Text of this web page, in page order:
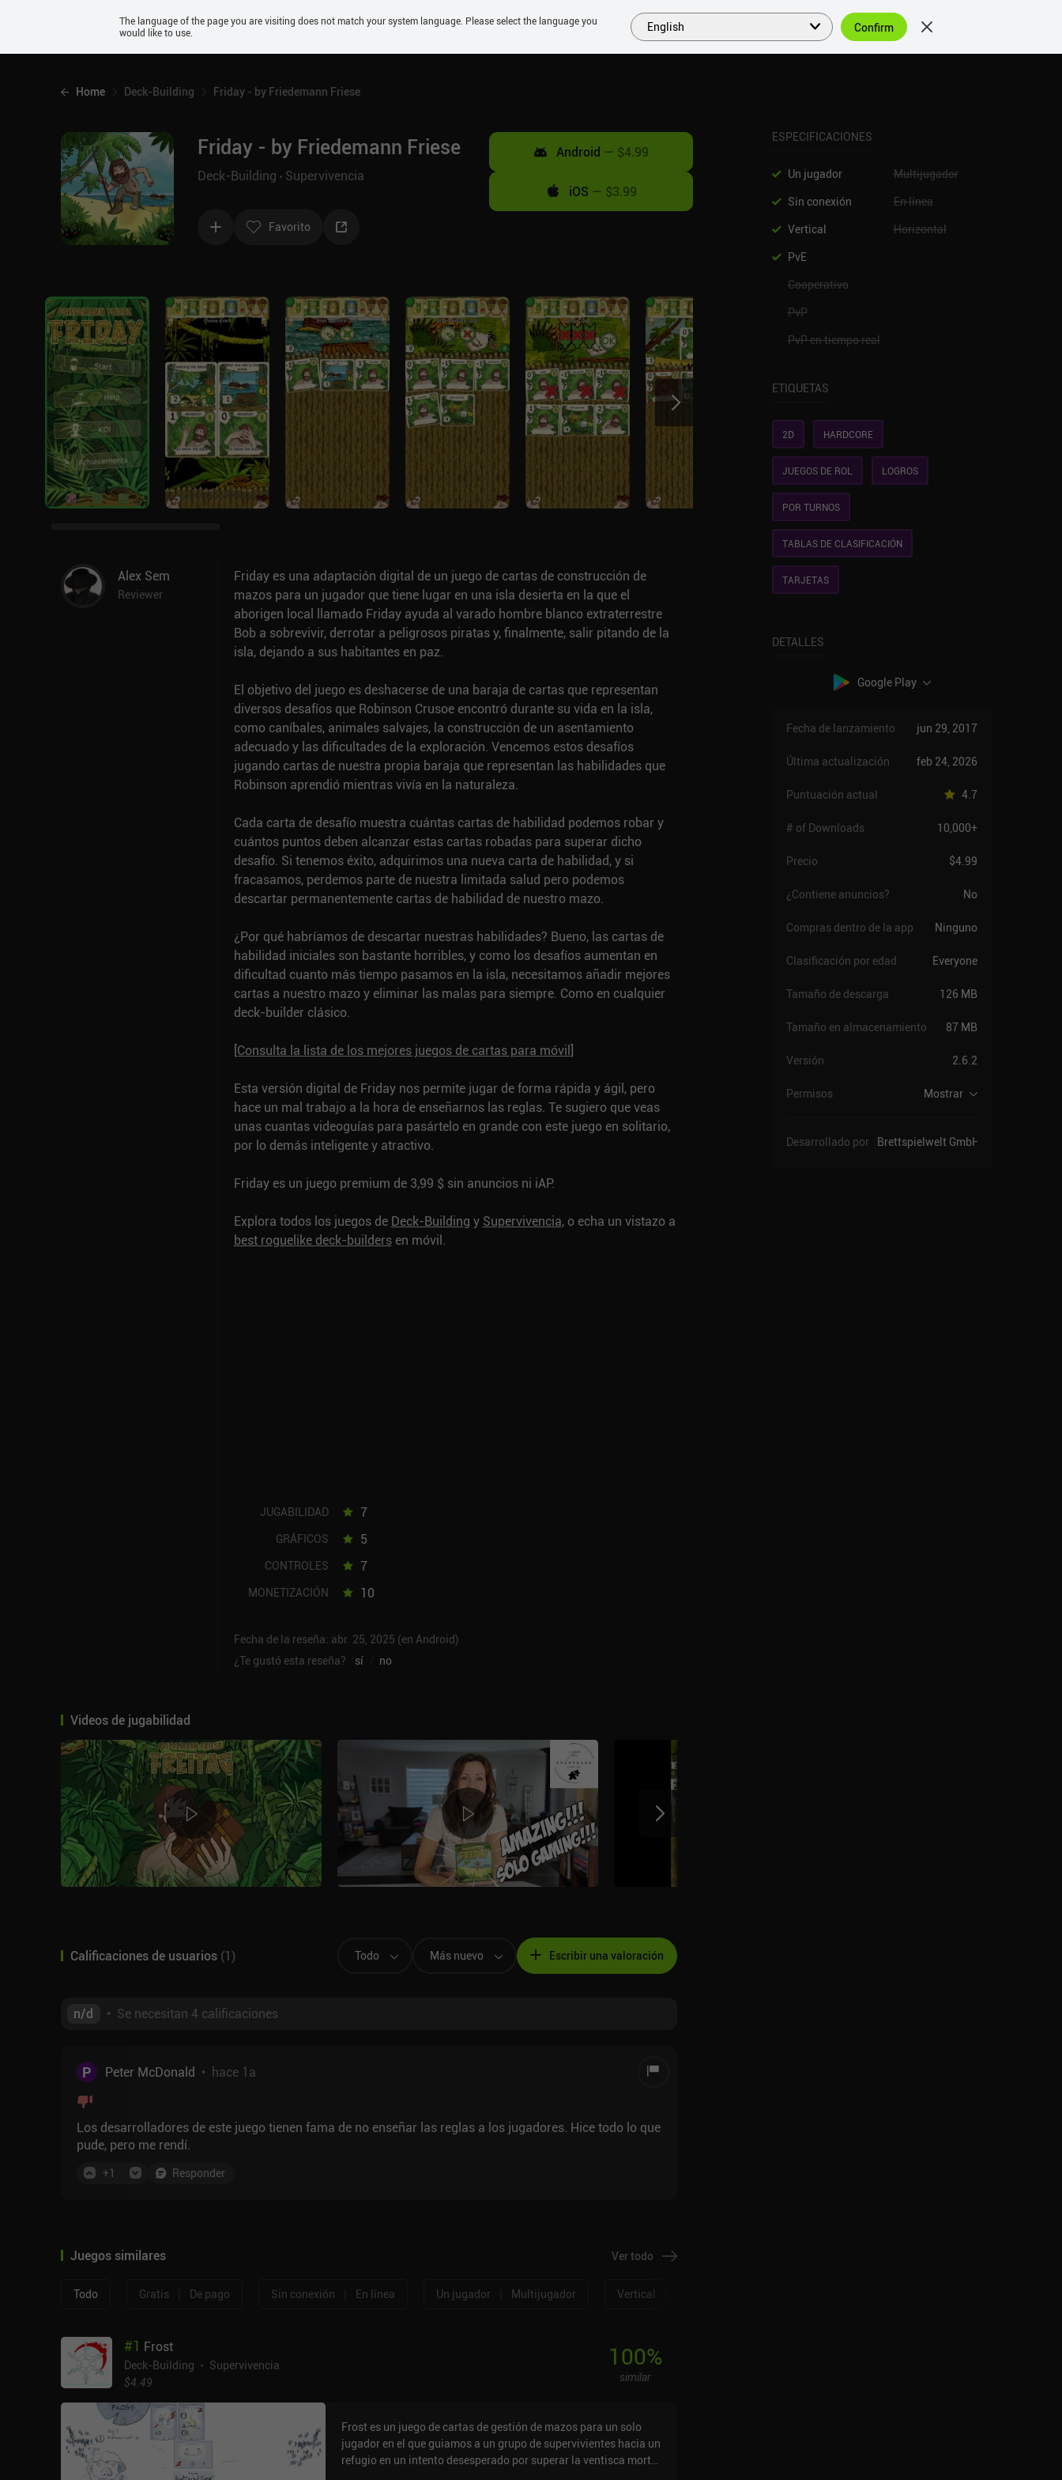
Android
PRÓXIMOS SIMILARES COLECCIONES TOP ES
Home Deck-Building Friday - by Friedemann Friese
Friday - by Friedemann Friese
Deck-Building Supervivencia
Favorito
Android — $4.99
iOS — $3.99
Alex Sem
Reviewer
Friday es una adaptación digital de un juego de cartas de construcción de
mazos para un jugador que tiene lugar en una isla desierta en la que el
aborigen local llamado Friday ayuda al varado hombre blanco extraterrestre
Bob a sobrevivir, derrotar a peligrosos piratas y, finalmente, salir pitando de la
isla, dejando a sus habitantes en paz.
El objetivo del juego es deshacerse de una baraja de cartas que representan
diversos desafíos que Robinson Crusoe encontró durante su vida en la isla,
como caníbales, animales salvajes, la construcción de un asentamiento
adecuado y las dificultades de la exploración. Vencemos estos desafíos
jugando cartas de nuestra propia baraja que representan las habilidades que
Robinson aprendió mientras vivía en la naturaleza.
Cada carta de desafío muestra cuántas cartas de habilidad podemos robar y
cuántos puntos deben alcanzar estas cartas robadas para superar dicho
desafío. Si tenemos éxito, adquirimos una nueva carta de habilidad, y si
fracasamos, perdemos parte de nuestra limitada salud pero podemos
descartar permanentemente cartas de habilidad de nuestro mazo.
¿Por qué habríamos de descartar nuestras habilidades? Bueno, las cartas de
habilidad iniciales son bastante horribles, y como los desafíos aumentan en
dificultad cuanto más tiempo pasamos en la isla, necesitamos añadir mejores
cartas a nuestro mazo y eliminar las malas para siempre. Como en cualquier
deck-builder clásico.
[Consulta la lista de los mejores juegos de cartas para móvil]
Esta versión digital de Friday nos permite jugar de forma rápida y ágil, pero
hace un mal trabajo a la hora de enseñarnos las reglas. Te sugiero que veas
unas cuantas videoguías para pasártelo en grande con este juego en solitario,
por lo demás inteligente y atractivo.
Friday es un juego premium de 3,99 $ sin anuncios ni iAP.
Explora todos los juegos de Deck-Building y Supervivencia, o echa un vistazo a
best roguelike deck-buildersen móvil.
JUGABILIDAD 7
GRÁFICOS 5
CONTROLES 7
MONETIZACIÓN 10
Fecha de la reseña: abr. 25, 2025 (en Android)
¿Te gustó esta reseña?
sí no
Videos de jugabilidad
Calificaciones de usuarios (1) Todo Más nuevo Escribir una valoración
n/d • Se necesitan 4 calificaciones
P Peter McDonald • hace 1a
Los desarrolladores de este juego tienen fama de no enseñar las reglas a los jugadores. Hice todo lo que
pude, pero me rendí.
+1 Responder
Juegos similares Ver todo
Todo Gratis De pago Sin conexión En línea Un jugador Multijugador Vertical
#1 Frost
Deck-Building
Supervivencia
$4.49
100%
similar
Frost es un juego de cartas de gestión de mazos para un solo
jugador en el que guiamos a un grupo de supervivientes hacia un
refugio en un intento desesperado por superar la ventisca mortal
ESPECIFICACIONES
Un jugador
Multijugador
Sin conexión
En línea
Vertical
Horizontal
PvE
Cooperativo
PvP
PvP en tiempo real
ETIQUETAS
2D HARDCORE
JUEGOS DE ROL LOGROS
POR TURNOS
TABLAS DE CLASIFICACIÓN
TARJETAS
DETALLES
Google Play
Fecha de lanzamiento jun 29, 2017
Última actualización feb 24, 2026
Puntuación actual 4.7
# of Downloads 10,000+
Precio $4.99
¿Contiene anuncios? No
Compras dentro de la app Ninguno
Clasificación por edad Everyone
Tamaño de descarga 126 MB
Tamaño en almacenamiento 87 MB
Versión 2.6.2
Permisos Mostrar
Desarrollado por Brettspielwelt GmbH
The language of the page you are visiting does not match your system language. Please select the language you
would like to use.
English Confirm